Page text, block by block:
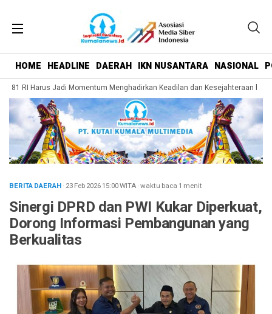
HOME HEADLINE DAERAH IKN NUSANTARA NASIONAL
81 RI Harus Jadi Momentum Menghadirkan Keadilan dan Kesejahteraan bagi
BERITA DAERAH· 23 Feb 202615:00WITA·waktu baca 1 menit
Sinergi DPRD dan PWI Kukar Diperkuat,
Dorong Informasi Pembangunan yang
Berkualitas